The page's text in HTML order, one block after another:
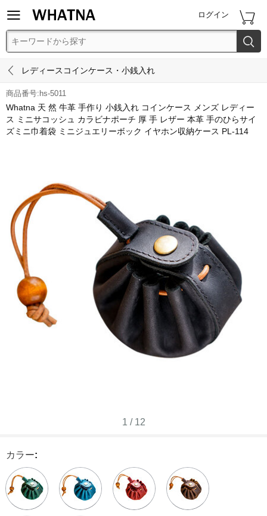
 ログイン 

 レディースコインケース・小銭入れ
商品番号:hs-5011
Whatna 天 然 牛革 手作り 小銭入れ コインケース メンズ レディー
ス ミニサコッシュ カラビナポーチ 厚 手 レザー 本革 手のひらサイ
ズミニ巾着袋 ミニジュエリーボック イヤホン収納ケース PL-114
1 / 12
カラー: